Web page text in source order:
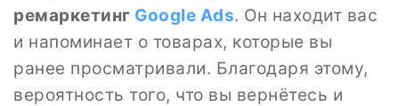
ремаркетинг Google Ads. Он находит вас
и напоминает о товарах, которые вы
ранее просматривали. Благодаря этому,
вероятность того, что вы вернётесь и